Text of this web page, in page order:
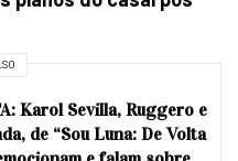
Karol Sevilla, Ruggero e
de “Sou Luna: De Volta